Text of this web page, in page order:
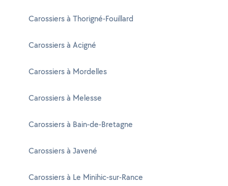
Carossiers à Thorigné-Fouillard
Carossiers à Acigné
Carossiers à Mordelles
Carossiers à Melesse
Carossiers à Bain-de-Bretagne
Carossiers à Javené
Carossiers à Le Minihic-sur-Rance